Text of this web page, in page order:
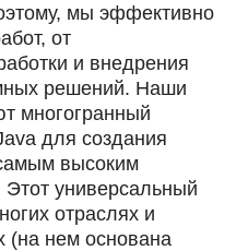
мы эффективно
от
и внедрения
решений. Наши
многогранный
для создания
высоким
Этот универсальный
отраслях и
(на нем основана